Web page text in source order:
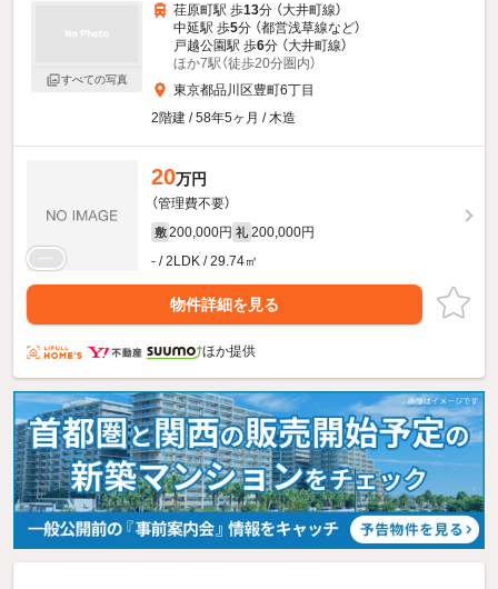
すべての写真
荏原町駅 歩13分 （大井町線）
中延駅 歩5分 （都営浅草線など）
戸越公園駅 歩6分 （大井町線）
ほか7駅（徒歩20分圏内）
東京都品川区豊町6丁目
2階建 / 58年5ヶ月 / 木造
20万円
（管理費不要）
敷 200,000円 礼 200,000円
- / 2LDK / 29.74㎡
物件詳細を見る
ほか提供